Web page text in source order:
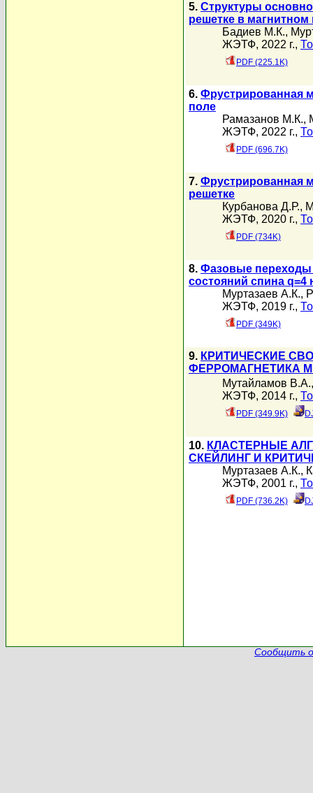
5. Структуры
решетке в магнитном
Бадиев М.К.,
ЖЭТФ, 2022 г.,
PDF (225.1K)
6. Фрустрированная
поле
Рамазанов М.К.,
ЖЭТФ, 2022 г.,
PDF (696.7K)
7. Фрустрированная
решетке
Курбанова Д.Р.,
ЖЭТФ, 2020 г.,
PDF (734K)
8. Фазовые переходы
состояний спина q=4
Муртазаев А.К.,
ЖЭТФ, 2019 г.,
PDF (349K)
9. КРИТИЧЕСКИЕ
ФЕРРОМАГНЕТИКА
Мутайламов В.А.
ЖЭТФ, 2014 г.,
PDF (349.9K)
10. КЛАСТЕРНЫЕ
СКЕЙЛИНГ И
Муртазаев А.К.,
ЖЭТФ, 2001 г.,
PDF (736.2K)
Сообщить о